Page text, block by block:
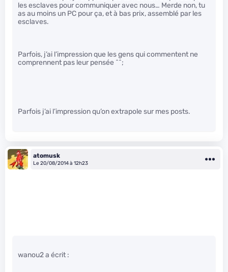
les esclaves pour communiquer avec nous… Merde non, tu
as au moins un PC pour ça, et à bas prix, assemblé par les
esclaves.
Parfois, j’ai l’impression que les gens qui commentent ne
comprennent pas leur pensée ^^;
Parfois j’ai l’impression qu’on extrapole sur mes posts.
atomusk
Le 20/08/2014 à 12h23
wanou2 a écrit :